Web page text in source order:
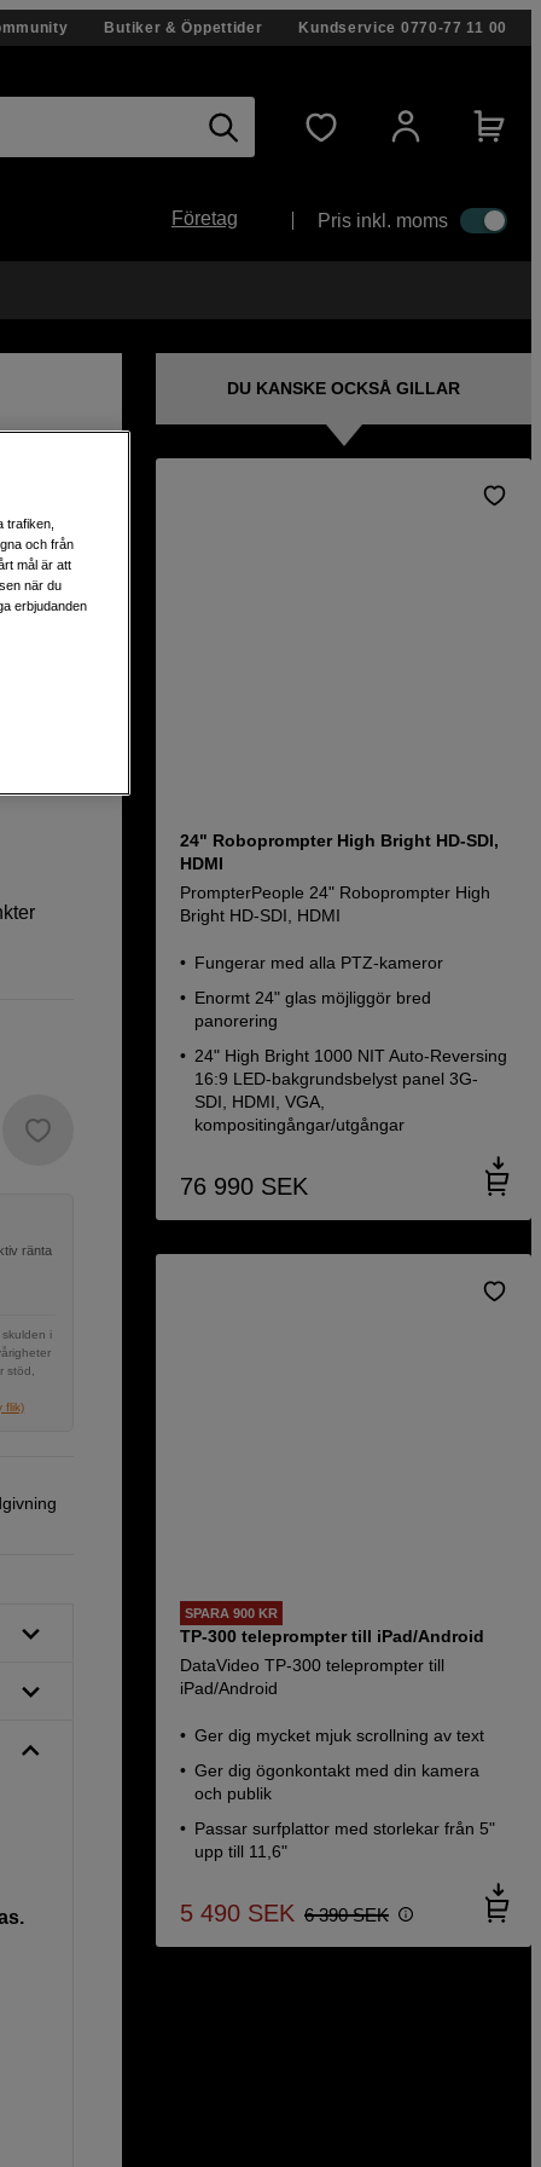
Butiker & Öppettider Kundservice 0770-77 11 00
Företag Pris inkl. moms
ränta
i
stöd,
flik)
DU KANSKE OCKSÅ GILLAR
24" Roboprompter High Bright HD-SDI,
HDMI
PrompterPeople 24" Roboprompter High
Bright HD-SDI, HDMI
Fungerar med alla PTZ-kameror
Enormt 24" glas möjliggör bred
panorering
24" High Bright 1000 NIT Auto-Reversing
16:9 LED-bakgrundsbelyst panel 3G-
SDI, HDMI, VGA,
kompositingångar/utgångar
76 990 SEK
SPARA 900 KR
TP-300 teleprompter till iPad/Android
DataVideo TP-300 teleprompter till
iPad/Android
Ger dig mycket mjuk scrollning av text
Ger dig ögonkontakt med din kamera
och publik
Passar surfplattor med storlekar från 5"
upp till 11,6"
5 490 SEK 6 390 SEK
trafiken,
och från
mål är att
när du
erbjudanden